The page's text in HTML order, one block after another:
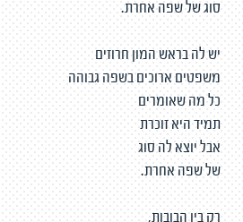
סוג של שפה אחרת.
יש לה בראש המון חרוזים
משפטים ארוכים בשפה גבוהה
כל מה שאומרים
תמיד היא זוכרת
אבל יוצא לה סוג
של שפה אחרת.